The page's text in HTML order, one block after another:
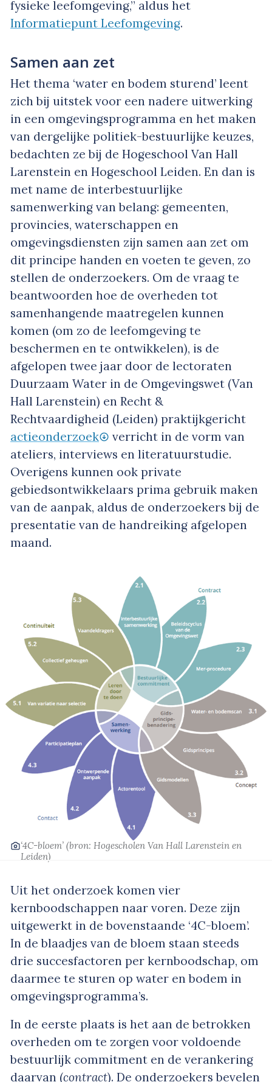
fysieke leefomgeving,” aldus het
Informatiepunt Leefomgeving.
Samen aan zet
Het thema ‘water en bodem sturend’ leent
zich bij uitstek voor een nadere uitwerking
in een omgevingsprogramma en het maken
van dergelijke politiek-bestuurlijke keuzes,
bedachten ze bij de Hogeschool Van Hall
Larenstein en Hogeschool Leiden. En dan is
met name de interbestuurlijke
samenwerking van belang: gemeenten,
provincies, waterschappen en
omgevingsdiensten zijn samen aan zet om
dit principe handen en voeten te geven, zo
stellen de onderzoekers. Om de vraag te
beantwoorden hoe de overheden tot
samenhangende maatregelen kunnen
komen (om zo de leefomgeving te
beschermen en te ontwikkelen), is de
afgelopen twee jaar door de lectoraten
Duurzaam Water in de Omgevingswet (Van
Hall Larenstein) en Recht &
Rechtvaardigheid (Leiden) praktijkgericht
actieonderzoek
verricht in de vorm van
ateliers, interviews en literatuurstudie.
Overigens kunnen ook private
gebiedsontwikkelaars prima gebruik maken
van de aanpak, aldus de onderzoekers bij de
presentatie van de handreiking afgelopen
maand.
‘4C-bloem’ (bron: Hogescholen Van Hall Larenstein en
Leiden)
Uit het onderzoek komen vier
kernboodschappen naar voren. Deze zijn
uitgewerkt in de bovenstaande ‘4C-bloem’.
In de blaadjes van de bloem staan steeds
drie succesfactoren per kernboodschap, om
daarmee te sturen op water en bodem in
omgevingsprogramma’s.
In de eerste plaats is het aan de betrokken
overheden om te zorgen voor voldoende
bestuurlijk commitment en de verankering
daarvan (contract). De onderzoekers bevelen